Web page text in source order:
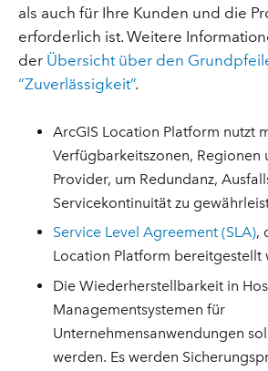
als auch für Ihre Kunden und die
erforderlich ist. Weitere
der Übersicht über den
“Zuverlässigkeit”.
ArcGIS Location Platform nutzt
Verfügbarkeitszonen, Regionen
Provider, um Redundanz,
Servicekontinuität zu
Service Level Agreement (SLA),
Location Platform bereitgestellt
Die Wiederherstellbarkeit in
Managementsystemen für
Unternehmensanwendungen
werden. Es werden